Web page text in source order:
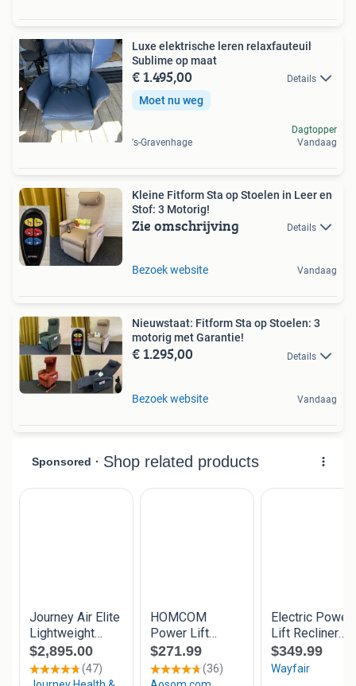
Luxe elektrische leren relaxfauteuil
Sublime op maat
€ 1.495,00 Details
Moet nu weg
's-Gravenhage
Dagtopper
Vandaag
Kleine Fitform Sta op Stoelen in Leer en
Stof: 3 Motorig!
Zie omschrijving Details
Bezoek website Vandaag
Nieuwstaat: Fitform Sta op Stoelen: 3
motorig met Garantie!
€ 1.295,00 Details
Bezoek website Vandaag